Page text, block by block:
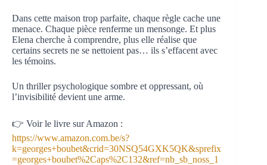
Dans cette maison trop parfaite, chaque règle cache une
menace. Chaque pièce renferme un mensonge. Et plus
Elena cherche à comprendre, plus elle réalise que
certains secrets ne se nettoient pas… ils s’effacent avec
les témoins.
Un thriller psychologique sombre et oppressant, où
l’invisibilité devient une arme.
👉 Voir le livre sur Amazon :
https://www.amazon.com.be/s?
k=georges+boubet&crid=30NSQ54GXK5QK&sprefix
=georges+boubet%2Caps%2C132&ref=nb_sb_noss_1